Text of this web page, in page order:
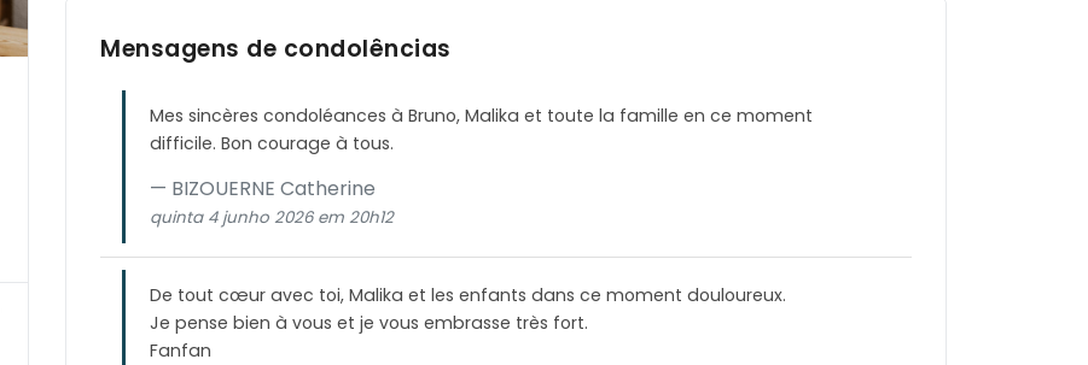
Mensagens de condolências
Mes sincères condoléances à Bruno, Malika et toute la famille en ce moment
difficile. Bon courage à tous.
BIZOUERNE Catherine
quinta 4 junho 2026 em 20h12
De tout cœur avec toi, Malika et les enfants dans ce moment douloureux.
Je pense bien à vous et je vous embrasse très fort.
Fanfan